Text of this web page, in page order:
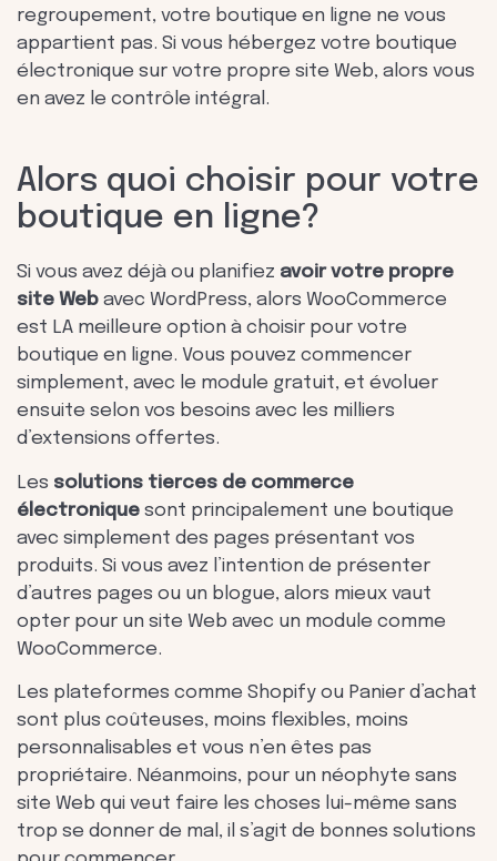
regroupement, votre boutique en ligne ne vous
appartient pas. Si vous hébergez votre boutique
électronique sur votre propre site Web, alors vous
en avez le contrôle intégral.
Alors quoi choisir pour votre
boutique en ligne?
Si vous avez déjà ou planifiez avoir votre propre
site Web avec WordPress, alors WooCommerce
est LA meilleure option à choisir pour votre
boutique en ligne. Vous pouvez commencer
simplement, avec le module gratuit, et évoluer
ensuite selon vos besoins avec les milliers
d’extensions offertes.
Les solutions tierces de commerce
électronique sont principalement une boutique
avec simplement des pages présentant vos
produits. Si vous avez l’intention de présenter
d’autres pages ou un blogue, alors mieux vaut
opter pour un site Web avec un module comme
WooCommerce.
Les plateformes comme Shopify ou Panier d’achat
sont plus coûteuses, moins flexibles, moins
personnalisables et vous n’en êtes pas
propriétaire. Néanmoins, pour un néophyte sans
site Web qui veut faire les choses lui-même sans
trop se donner de mal, il s’agit de bonnes solutions